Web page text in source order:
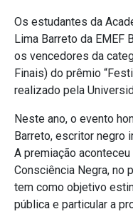
Os estudantes da
Lima Barreto da EMEF
os vencedores da
Finais) do prêmio
realizado pela
Neste ano, o evento
Barreto, escritor negro
A premiação
Consciência Negra, no
tem como objetivo
pública e particular a